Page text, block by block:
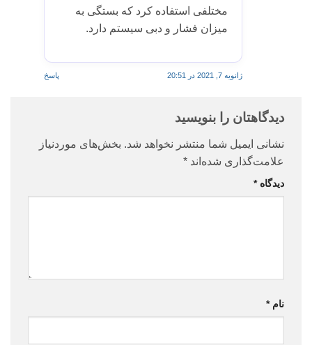
مختلفی استفاده کرد که بستگی به
میزان فشار و دبی سیستم دارد.
ژانویه 7, 2021 در 20:51 پاسخ
دیدگاهتان را بنویسید
نشانی ایمیل شما منتشر نخواهد شد. بخش‌های موردنیاز
علامت‌گذاری شده‌اند *
دیدگاه*
نام*